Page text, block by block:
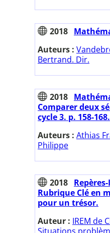
2018
Auteurs :
Bertrand. Dir.
2018
Comparer deux
cycle 3. p. 158-168.
Auteurs : Athias
Philippe
2018
Rubrique Clé en
pour un trésor.
Auteur : IREM de